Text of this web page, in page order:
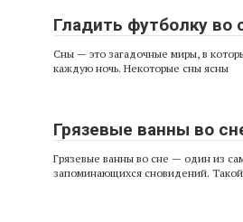
Гладить футболку во
Сны — это загадочные миры, в
каждую ночь. Некоторые сны ясны
Грязевые ванны во
Грязевые ванны во сне — один из
запоминающихся сновидений. Такой